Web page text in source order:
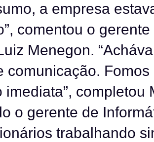
a empresa
comentou o
Menegon.
comunicação.
imediata”, completou
o gerente de
trabalhando